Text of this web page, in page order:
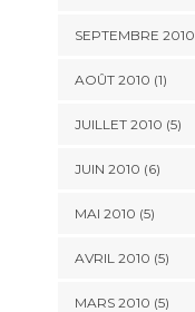
SEPTEMBRE 2010
AOÛT 2010 (1)
JUILLET 2010 (5)
JUIN 2010 (6)
MAI 2010 (5)
AVRIL 2010 (5)
MARS 2010 (5)